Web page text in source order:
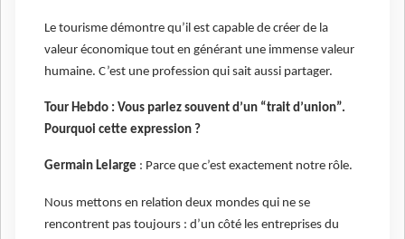
Le tourisme démontre qu’il est capable de créer de la
valeur économique tout en générant une immense valeur
humaine. C’est une profession qui sait aussi partager.
Tour Hebdo : Vous parlez souvent d’un “trait d’union”.
Pourquoi cette expression ?
Germain Lelarge : Parce que c’est exactement notre rôle.
Nous mettons en relation deux mondes qui ne se
rencontrent pas toujours : d’un côté les entreprises du